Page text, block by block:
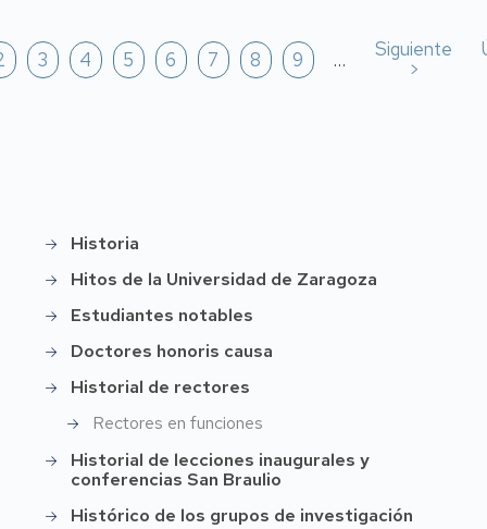
Página
3 Página
4 Página
5 Página
6 Página
7 Página
8 Página
9 …
Siguiente
página
Siguiente
>
Historia
Historia
Hitos de la Universidad de Zaragoza
Estudiantes notables
Doctores honoris causa
Historial de rectores
Rectores en funciones
Historial de lecciones inaugurales y
conferencias San Braulio
Histórico de los grupos de investigación